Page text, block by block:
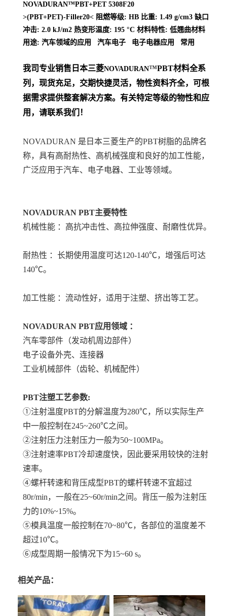
NOVADURAN™PBT+PET 5308F20
>(PBT+PET)-Filler20< 阻燃等级: HB 比重: 1.49 g/cm3 缺口
冲击: 2.0 kJ/m2 热变形温度: 195 °C 材料特性: 低翘曲材料
用途: 汽车领域的应用 汽车电子 电子电器应用 常用
我司专业销售日本三菱NOVADURAN™PBT材料全系
列 ，现货充足，交期快捷灵活，物性资料齐全，可根
据需求提供整套解决方案。 有关特定等级的物性和应
用，请联系我们！
NOVADURAN 是日本三菱生产的PBT树脂的品牌名
称，具有高耐热性、高机械强度和良好的加工性能，
广泛应用于汽车、电子电器、工业等领域。
NOVADURAN PBT主要特性
机械性能 ：高抗冲击性、高拉伸强度、耐磨性优异。
耐热性 ：长期使用温度可达120-140℃，增强后可达
140℃。
加工性能 ：流动性好，适用于注塑、挤出等工艺。
NOVADURAN PBT应用领域 ：
汽车零部件（发动机周边部件）
电子设备外壳、连接器
工业机械部件（齿轮、机械配件）
PBT注塑工艺参数:
①注射温度PBT的分解温度为280℃，所以实际生产
中一般控制在245~260℃之间。
②注射压力注射压力一般为50~100MPa。
③注射速率PBT冷却速度快，因此要采用较快的注射
速率。
④螺杆转速和背压成型PBT的螺杆转速不宜超过
80r/min，一般在25~60r/min之间。背压一般为注射压
力的10%~15%。
⑤模具温度一般控制在70~80℃，各部位的温度差不
超过10℃。
⑥成型周期一般情况下为15~60 s。
相关产品：